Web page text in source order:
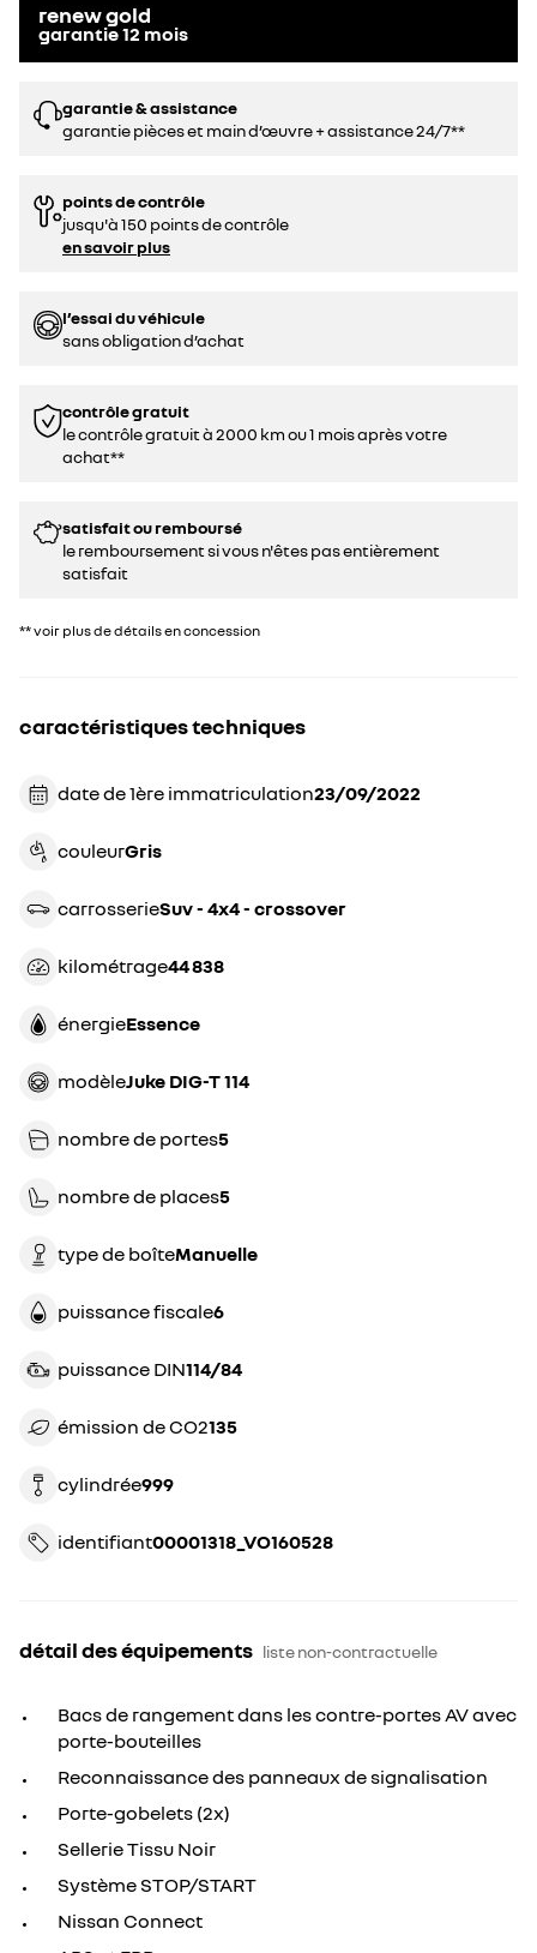
renew gold
garantie12 mois
garantie & assistance
garantie pièces et main d’œuvre + assistance 24/7**
points de contrôle
jusqu'à 150 points de contrôle
en savoir plus
l’essai du véhicule
sans obligation d’achat
contrôle gratuit
le contrôle gratuit à 2000 km ou 1 mois après votre
achat**
satisfait ou remboursé
le remboursement si vous n'êtes pas entièrement
satisfait
** voir plus de détails en concession
caractéristiques techniques
date de 1ère immatriculation 23/09/2022
couleur gris
carrosserie suv - 4x4 - crossover
kilométrage 44 838
énergie essence
modèle Juke DIG-T 114
nombre de portes5
nombre de places5
type de boîte manuelle
puissance fiscale6
puissance DIN 114/84
émission de CO2 135
cylindrée 999
identifiant 00001318_VO160528
détail des équipements liste non-contractuelle
Bacs de rangement dans les contre-portes AV avec
porte-bouteilles
Reconnaissance des panneaux de signalisation
Porte-gobelets (2x)
Sellerie Tissu Noir
Système STOP/START
Nissan Connect